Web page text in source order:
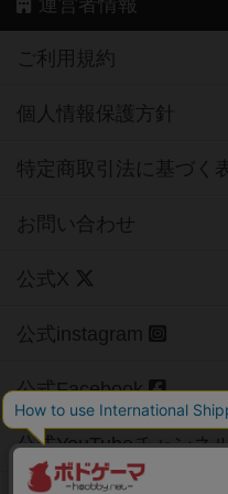
運営者情報
ご利用規約
個人情報保護方針
特定商取引法に基づく
お問い合わせ
公式X
公式instagram
公式Facebook
公式YouTubeチャンネ